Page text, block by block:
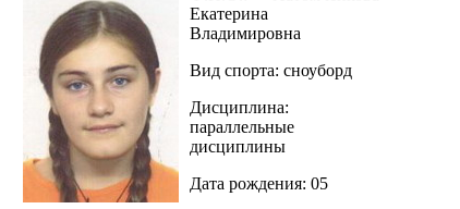
Екатерина
Владимировна
Вид спорта: сноуборд
Дисциплина:
параллельные
дисциплины
Дата рождения: 05